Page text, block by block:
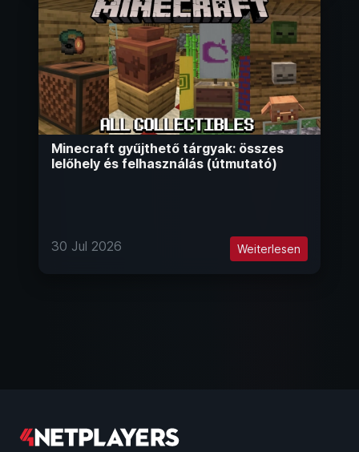
Minecraft gyűjthető tárgyak: összes
lelőhely és felhasználás (útmutató)
30 Jul 2026 Weiterlesen